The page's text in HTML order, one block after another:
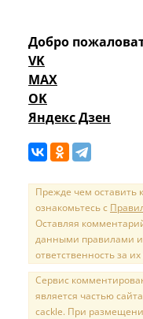
Добро
VK
MAX
OK
Яндекс Дзен
Прежде чем оставить
ознакомьтесь с
Оставляя
данными правилами
ответственность за
Сервис
является частью
cackle. При